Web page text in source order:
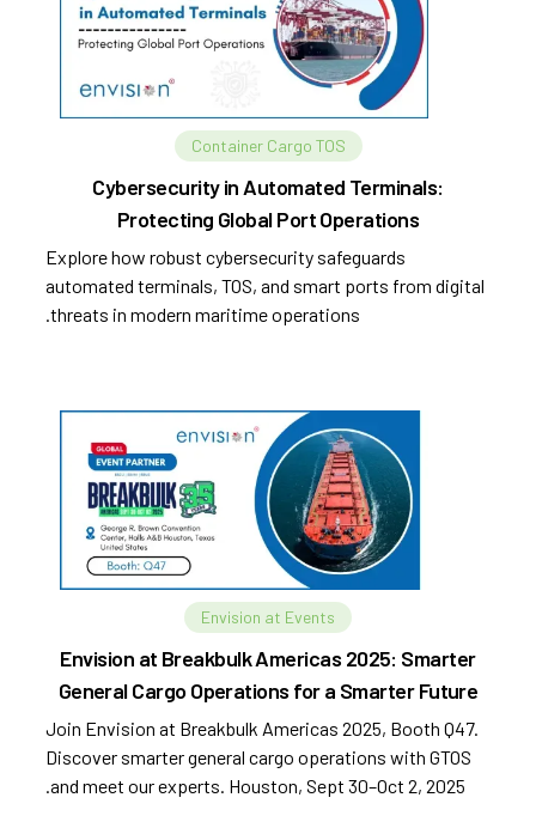
Container Cargo TOS
Cybersecurity in Automated Terminals:
Protecting Global Port Operations
Explore how robust cybersecurity safeguards
automated terminals, TOS, and smart ports from digital
threats in modern maritime operations.
Envision at Events
Envision at Breakbulk Americas 2025: Smarter
General Cargo Operations for a Smarter Future
Join Envision at Breakbulk Americas 2025, Booth Q47.
Discover smarter general cargo operations with GTOS
and meet our experts. Houston, Sept 30–Oct 2, 2025.